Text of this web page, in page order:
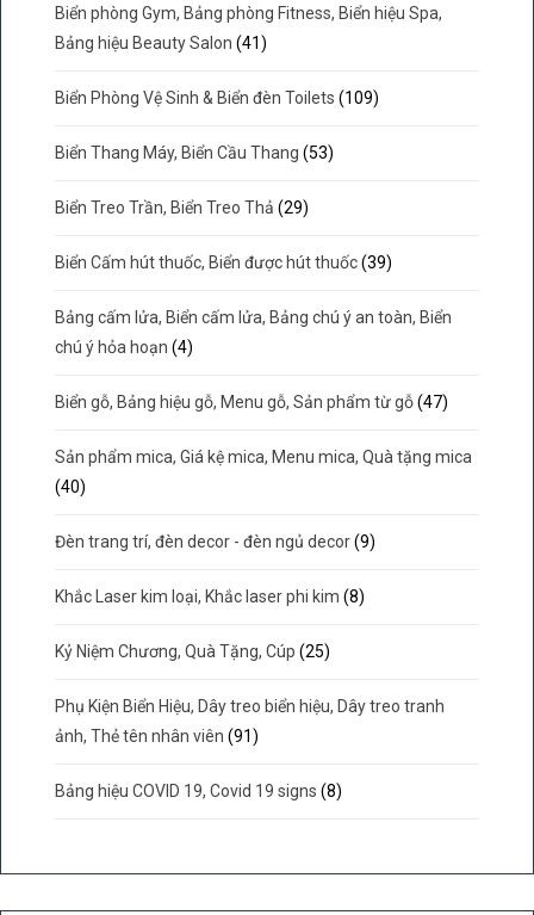
Biển phòng Gym, Bảng phòng Fitness, Biển hiệu Spa,
Bảng hiệu Beauty Salon (41)
Biển Phòng Vệ Sinh & Biển đèn Toilets (109)
Biển Thang Máy, Biển Cầu Thang (53)
Biển Treo Trần, Biển Treo Thả (29)
Biển Cấm hút thuốc, Biển được hút thuốc (39)
Bảng cấm lửa, Biển cấm lửa, Bảng chú ý an toàn, Biển
chú ý hỏa hoạn (4)
Biển gỗ, Bảng hiệu gỗ, Menu gỗ, Sản phẩm từ gỗ (47)
Sản phẩm mica, Giá kệ mica, Menu mica, Quà tặng mica
(40)
Đèn trang trí, đèn decor - đèn ngủ decor (9)
Khắc Laser kim loại, Khắc laser phi kim (8)
Kỷ Niệm Chương, Quà Tặng, Cúp (25)
Phụ Kiện Biển Hiệu, Dây treo biển hiệu, Dây treo tranh
ảnh, Thẻ tên nhân viên (91)
Bảng hiệu COVID 19, Covid 19 signs (8)